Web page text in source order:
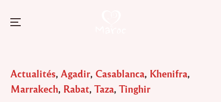
content
Menu
Posted
in
Actualités,Agadir, Casablanca, Khenifra,
Marrakech, Rabat,Taza,Tinghir